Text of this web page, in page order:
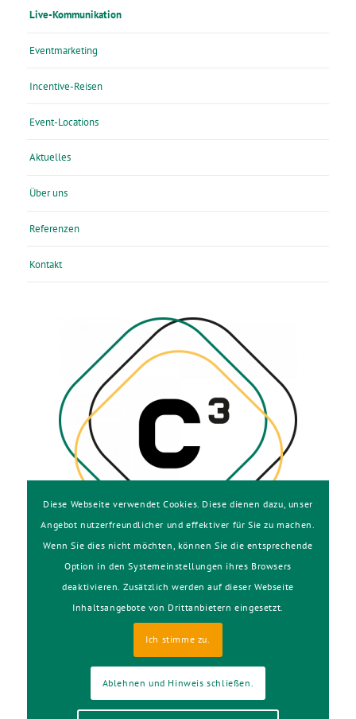
Live-Kommunikation
Eventmarketing
Incentive-Reisen
Event-Locations
Aktuelles
Über uns
Referenzen
Kontakt
Diese Webseite verwendet Cookies. Diese dienen dazu, unser
Angebot nutzerfreundlicher und effektiver für Sie zu machen.
Wenn Sie dies nicht möchten, können Sie die entsprechende
Option in den Systemeinstellungen ihres Browsers
deaktivieren. Zusätzlich werden auf dieser Webseite
Inhaltsangebote von Drittanbietern eingesetzt.
Ich stimme zu.
Ablehnen und Hinweis schließen.